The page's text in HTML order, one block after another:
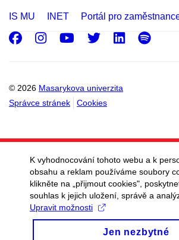
IS MU INET Portál pro
© 2026 Masarykova univerzita
Správce stránek
Cookies
Facebook
Instagram
Youtube
Twitter
K vyhodnocování tohoto webu a k
obsahu a reklam používáme soubory
klikněte na „přijmout cookies",
souhlas k jejich uložení, správě a
Upravit možnosti
Jen nezbytné